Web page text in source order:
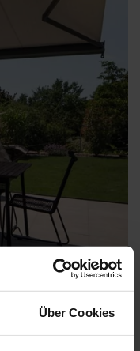
Über Cookies
mit der
Terrea K50
Einsatz auf